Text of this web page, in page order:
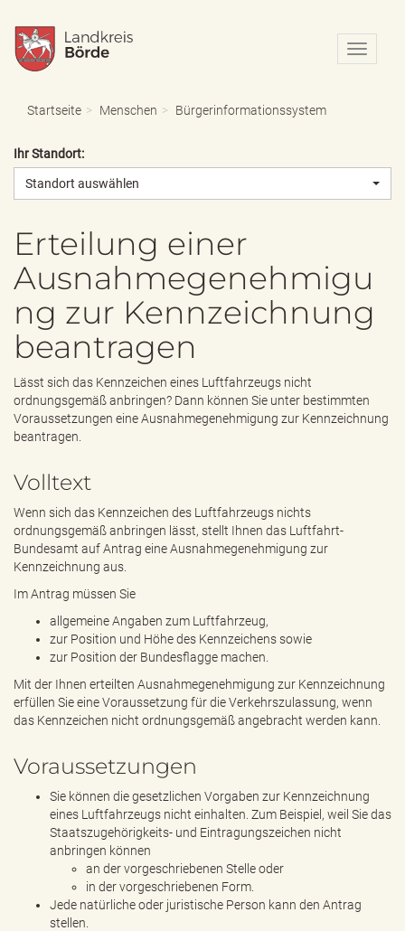
N
a
o
-
/
a
l
e
Startseite Menschen Bürgerinformationssystem
Ihr Standort:
Standort auswählen
Erteilung einer
Ausnahmegenehmigu
ng zur Kennzeichnung
beantragen
Lässt sich das Kennzeichen eines Luftfahrzeugs nicht
ordnungsgemäß anbringen? Dann können Sie unter bestimmten
Voraussetzungen eine Ausnahmegenehmigung zur Kennzeichnung
beantragen.
Volltext
Wenn sich das Kennzeichen des Luftfahrzeugs nichts
ordnungsgemäß anbringen lässt, stellt Ihnen das Luftfahrt-
Bundesamt auf Antrag eine Ausnahmegenehmigung zur
Kennzeichnung aus.
Im Antrag müssen Sie
allgemeine Angaben zum Luftfahrzeug,
zur Position und Höhe des Kennzeichens sowie
zur Position der Bundesflagge machen.
Mit der Ihnen erteilten Ausnahmegenehmigung zur Kennzeichnung
erfüllen Sie eine Voraussetzung für die Verkehrszulassung, wenn
das Kennzeichen nicht ordnungsgemäß angebracht werden kann.
Voraussetzungen
Sie können die gesetzlichen Vorgaben zur Kennzeichnung
eines Luftfahrzeugs nicht einhalten. Zum Beispiel, weil Sie das
Staatszugehörigkeits- und Eintragungszeichen nicht
anbringen können
an der vorgeschriebenen Stelle oder
in der vorgeschriebenen Form.
Jede natürliche oder juristische Person kann den Antrag
stellen.